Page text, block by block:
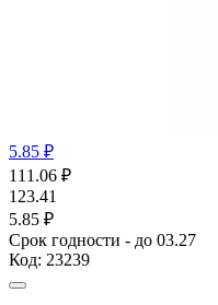
5.85 ₽
111.06 ₽
123.41
5.85 ₽
Срок годности - до 03.27
Код: 23239